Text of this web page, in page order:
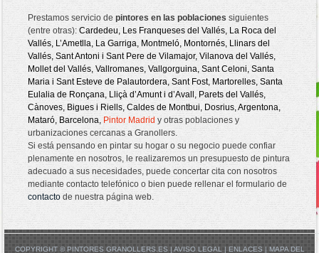
Prestamos servicio depintores en las poblaciones siguientes
(entre otras): Cardedeu Les Franqueses del Vallés La Roca del
Vallés L’Ametlla La Garriga Montmeló Montornés Llinars del
Vallés Sant Antoni i Sant Pere de Vilamajor, Vilanova del Vallés
Mollet del Vallés Vallromanes Vallgorguina Sant Celoni Santa
Maria i Sant Esteve de Palautordera Sant Fost, Martorelles Santa
Eulalia de Ronçana Lliçà d’Amunt i d’Avall Parets del Vallés
Cànoves Bigues i Riells Caldes de Montbui Dosrius Argentona
Mataró Barcelona Pintor Madrid y otras poblaciones y
urbanizaciones cercanas a Granollers.
Si está pensando en pintar su hogar o su negocio puede confiar
plenamente en nosotros, le realizaremos un presupuesto de pintura
adecuado a sus necesidades, puede concertar cita con nosotros
mediante contacto telefónico o bien puede rellenar el formulario de
contacto de nuestra página web.
COPYRIGHT © PINTORES GRANOLLERS.ES | AVISO LEGAL | ENLACES | MAPA DEL